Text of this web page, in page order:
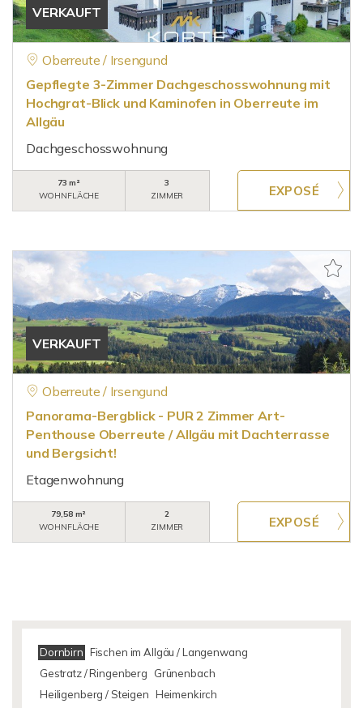
VERKAUFT
Oberreute / Irsengund
Gepflegte 3-Zimmer Dachgeschosswohnung mit
Hochgrat-Blick und Kaminofen in Oberreute im
Allgäu
Dachgeschosswohnung
73 m²
WOHNFLÄCHE
3
ZIMMER
VERKAUFT
Oberreute / Irsengund
Panorama-Bergblick - PUR 2 Zimmer Art-
Penthouse Oberreute / Allgäu mit Dachterrasse
und Bergsicht!
Etagenwohnung
79,58 m²
WOHNFLÄCHE
2
ZIMMER
Dornbirn Fischen im Allgäu / Langenwang
Gestratz / Ringenberg
Grünenbach
Heiligenberg / Steigen Heimenkirch